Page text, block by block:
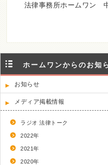
法律事務所ホームワン
ホームワンからのお知
お知らせ
メディア掲載情報
ラジオ 法律トーク
2022年
2021年
2020年